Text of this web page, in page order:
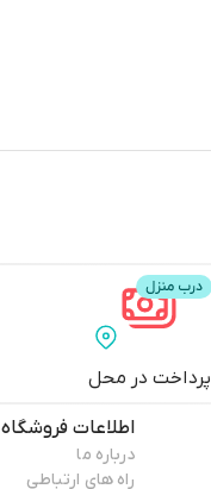
پرداخت در محل
اطلاعات فروشگاه
درباره ما
راه های ارتباطی